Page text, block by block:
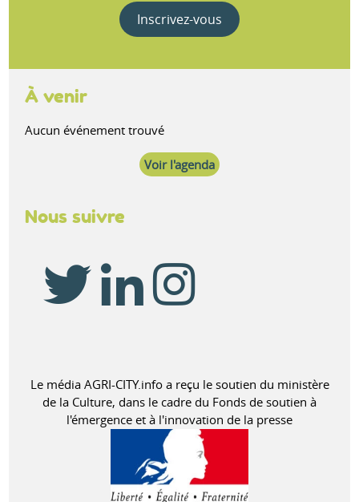
Inscrivez-vous
À venir
Aucun événement trouvé
Voir l'agenda
Nous suivre
Le média AGRI-CITY.info a reçu le soutien du ministère
de la Culture, dans le cadre du Fonds de soutien à
l'émergence et à l'innovation de la presse